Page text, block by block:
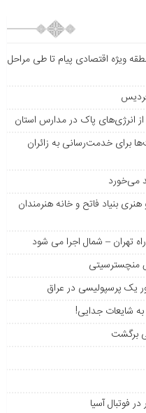
ویژه اقتصادی پیام تا طی مراحل
از انرژی‌های پاک در مدارس استان
برای خدمت‌رسانی به زائران
می‌خورد
بنیاد فاتح و خانه هنرمندان
تهران – شمال اجرا می شود
منچسترسیتی
یک پرسپولیسی در عراق
شایعات جدایی!
برگشت
فوتبال آسیا